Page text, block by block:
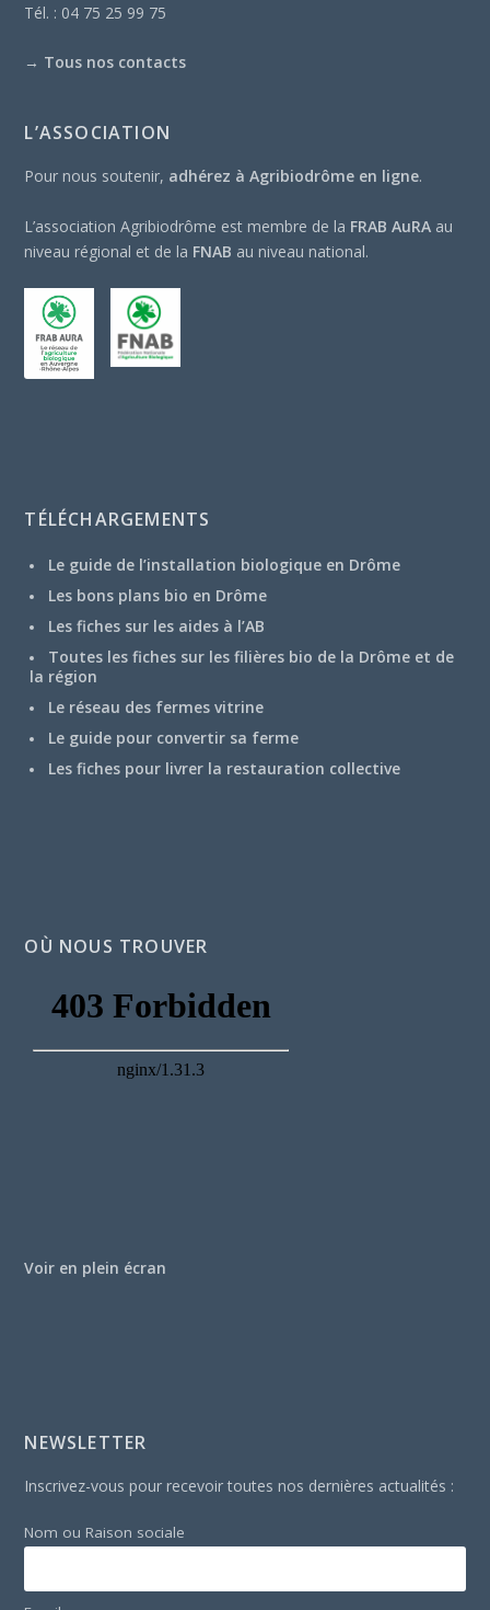
Tél. : 04 75 25 99 75
→ Tous nos contacts
L’ASSOCIATION
Pour nous soutenir, adhérez à Agribiodrôme en ligne.
L’association Agribiodrôme est membre de la FRAB AuRA au
niveau régional et de la FNAB au niveau national.
TÉLÉCHARGEMENTS
Le guide de l’installation biologique en Drôme
Les bons plans bio en Drôme
Les fiches sur les aides à l’AB
Toutes les fiches sur les filières bio de la Drôme et de
la région
Le réseau des fermes vitrine
Le guide pour convertir sa ferme
Les fiches pour livrer la restauration collective
OÙ NOUS TROUVER
Voir en plein écran
NEWSLETTER
Inscrivez-vous pour recevoir toutes nos dernières actualités :
Nom ou Raison sociale